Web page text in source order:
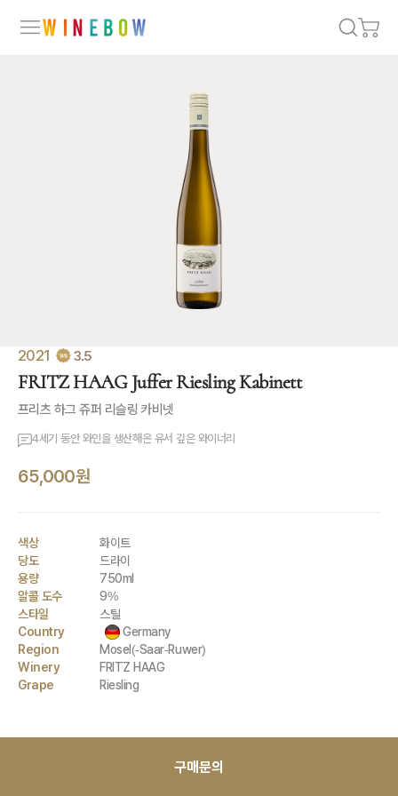
2021 3.5
FRITZ HAAG Juffer Riesling Kabinett
프리츠 하그 쥬퍼 리슬링 카비넷
4세기 동안 와인을 생산해온 유서 깊은 와이너리
65,000원
색상
화이트
당도
드라이
용량
750ml
알콜 도수
9%
스타일
스틸
Country
Germany
Region
Mosel(-Saar-Ruwer)
Winery
FRITZ HAAG
Grape
Riesling
구매문의